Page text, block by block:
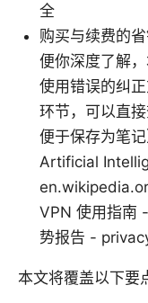
全
购买与续费的
便你深度了解
使用错误的纠
环节，可以直
便于保存为笔
Artificial
VPN 使用指南
势报告 -
本文将覆盖以下要